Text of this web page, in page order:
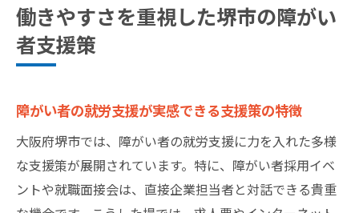
働きやすさを重視した堺市の障がい
者支援策
障がい者の就労支援が実感できる支援策の特徴
大阪府堺市では、障がい者の就労支援に力を入れた多様
な支援策が展開されています。特に、障がい者採用イベ
ントや就職面接会は、直接企業担当者と対話できる貴重